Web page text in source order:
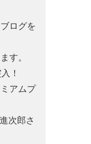
ログを
す。
！
アムプ
次郎さ